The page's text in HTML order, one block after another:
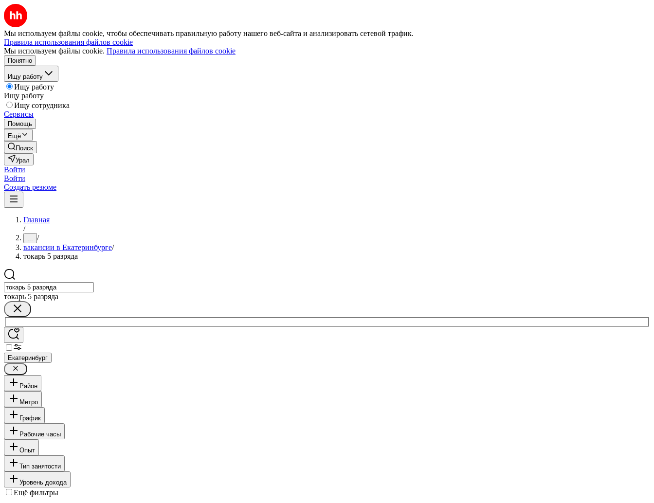
Мы используем файлы cookie, чтобы обеспечивать правильную работу нашего веб-сайта и анализировать сетевой трафик.
Правила использования файлов cookie
Мы используем файлы cookie. Правила использования файлов cookie
Понятно
Ищу работу
Ищу работу
Ищу работу
Ищу сотрудника
Сервисы
Помощь
Ещё
Поиск
Урал
Войти
Войти
Создать резюме
Главная
/
... /
вакансии в Екатеринбурге/
токарь 5 разряда
токарь 5 разряда
Екатеринбург
Район
Метро
График
Рабочие часы
Опыт
Тип занятости
Уровень дохода
Ещё фильтры